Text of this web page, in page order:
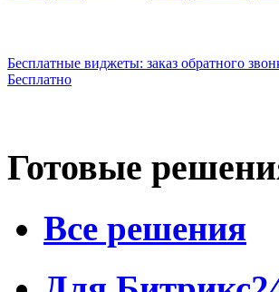
Бесплатные виджеты: заказ обратного
Бесплатно
Готовые
Все решения